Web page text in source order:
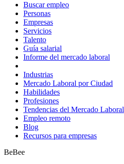
Buscar empleo
Personas
Empresas
Servicios
Talento
Guía salarial
Informe del mercado laboral
Industrias
Mercado Laboral por Ciudad
Habilidades
Profesiones
Tendencias del Mercado Laboral
Empleo remoto
Blog
Recursos para empresas
BeBee